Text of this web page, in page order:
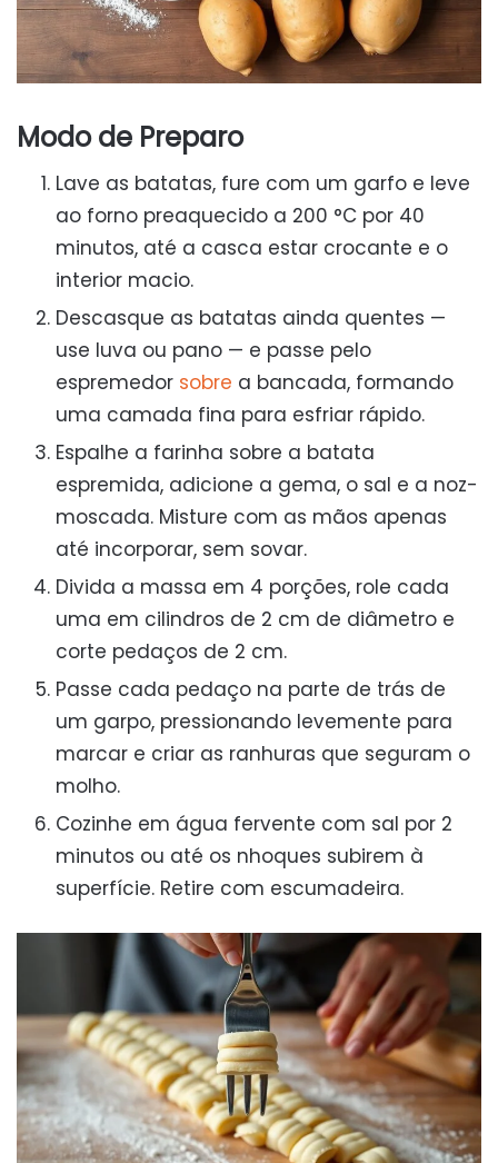
Modo de Preparo
Lave as batatas, fure com um garfo e leve
ao forno preaquecido a 200 °C por 40
minutos, até a casca estar crocante e o
interior macio.
Descasque as batatas ainda quentes —
use luva ou pano — e passe pelo
espremedor sobre a bancada, formando
uma camada fina para esfriar rápido.
Espalhe a farinha sobre a batata
espremida, adicione a gema, o sal e a noz-
moscada. Misture com as mãos apenas
até incorporar, sem sovar.
Divida a massa em 4 porções, role cada
uma em cilindros de 2 cm de diâmetro e
corte pedaços de 2 cm.
Passe cada pedaço na parte de trás de
um garpo, pressionando levemente para
marcar e criar as ranhuras que seguram o
molho.
Cozinhe em água fervente com sal por 2
minutos ou até os nhoques subirem à
superfície. Retire com escumadeira.